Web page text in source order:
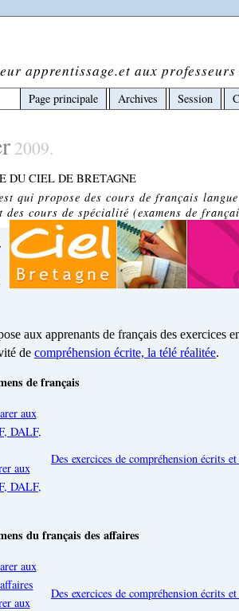
apprentissage.et aux
Page principale Archives Session
2009.
DU CIEL DE BRETAGNE
qui propose des cours de français
des cours de spécialité (examens de
aux apprenants de français des exercices
de compréhension écrite, la télé réalitée.
de français
aux
DALF,
Des exercices de compréhension écrits
du français des affaires
aux
Des exercices de compréhension écrits